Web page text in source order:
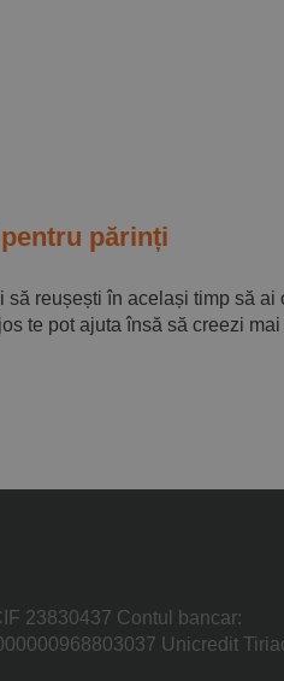
părinți
să reușești în același timp să
te pot ajuta însă să creezi
23830437 Contul bancar:
Unicredit